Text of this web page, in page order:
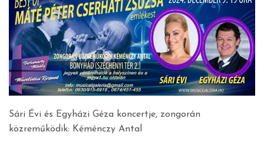
Sári Évi és Egyházi Géza koncertje, zongorán
közreműködik: Kéménczy Antal